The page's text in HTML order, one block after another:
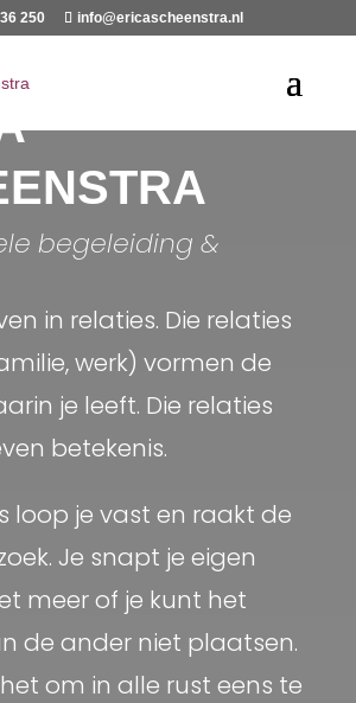
250 info@ericascheenstra.nl
begeleiding &
in relaties. Die relaties
werk) vormen de
je leeft. Die relaties
betekenis.
loop je vast en raakt de
Je snapt je eigen
meer of je kunt het
de ander niet plaatsen.
om in alle rust eens te